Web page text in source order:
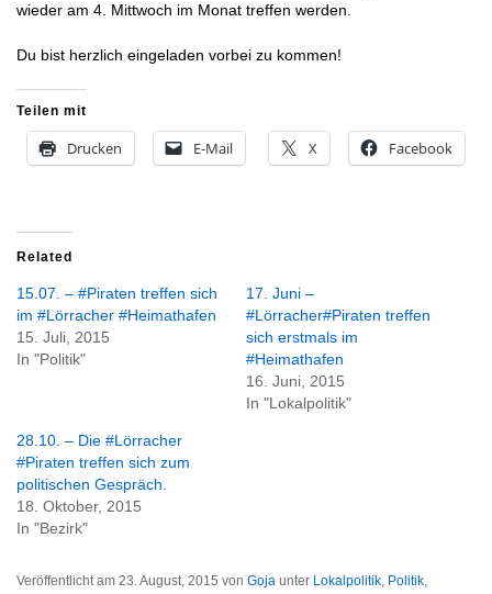
wieder am 4. Mittwoch im Monat treffen werden.
Du bist herzlich eingeladen vorbei zu kommen!
Teilen mit
Drucken E-Mail X Facebook
Related
15.07. – #Piraten treffen sich
im #Lörracher #Heimathafen
15. Juli, 2015
In "Politik"
17. Juni –
#Lörracher#Piraten treffen
sich erstmals im
#Heimathafen
16. Juni, 2015
In "Lokalpolitik"
28.10. – Die #Lörracher
#Piraten treffen sich zum
politischen Gespräch.
18. Oktober, 2015
In "Bezirk"
Veröffentlicht am 23. August, 2015 von Goja unter Lokalpolitik, Politik,